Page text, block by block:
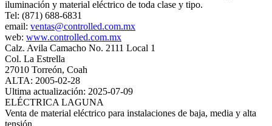
iluminación y material eléctrico de toda clase y tipo.
Tel: (871) 688-6831
email: ventas@controlled.com.mx
web: www.controlled.com.mx
Calz. Avila Camacho No. 2111 Local 1
Col. La Estrella
27010 Torreón, Coah
ALTA: 2005-02-28
Ultima actualización: 2025-07-09
ELÉCTRICA LAGUNA
Venta de material eléctrico para instalaciones de baja, media y alta
tensión.